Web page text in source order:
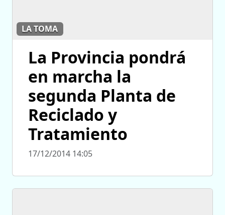
LA TOMA
La Provincia pondrá
en marcha la
segunda Planta de
Reciclado y
Tratamiento
17/12/2014 14:05